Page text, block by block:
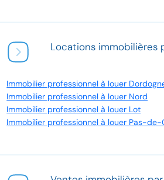
Locations immobilières
Immobilier professionnel à louer
Immobilier professionnel à louer Nord
Immobilier professionnel à louer Lot
Immobilier professionnel à louer Pas-de-